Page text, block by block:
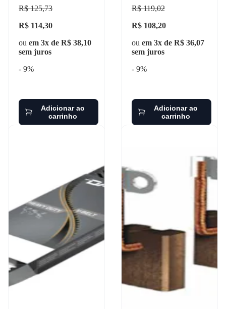
R$ 125,73
R$ 114,30
ou em 3x de R$ 38,10
sem juros
- 9%
Adicionar ao
carrinho
R$ 119,02
R$ 108,20
ou em 3x de R$ 36,07
sem juros
- 9%
Adicionar ao
carrinho